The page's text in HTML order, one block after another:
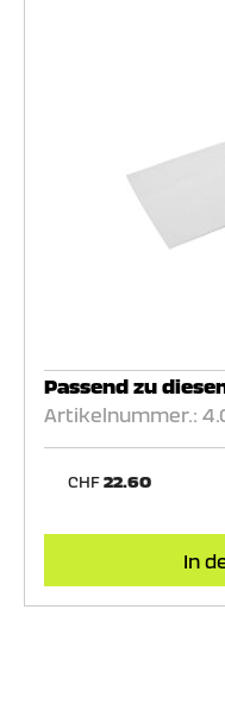
Passend zu
Artikelnummer.:
CHF22.60
In